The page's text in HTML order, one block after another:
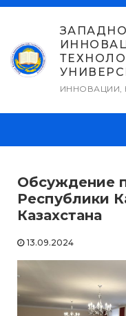
Перейти
содержимому
ИННОВАЦИИ,
Обсуждение
Республики
Казахстана
13.09.2024